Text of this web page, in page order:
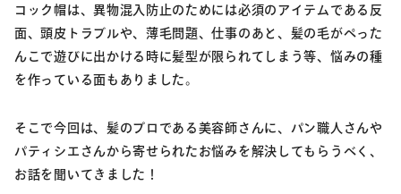
コック帽は、異物混入防止のためには必須のアイテムである反
面、頭皮トラブルや、薄毛問題、仕事のあと、髪の毛がぺった
んこで遊びに出かける時に髪型が限られてしまう等、悩みの種
を作っている面もありました。
そこで今回は、髪のプロである美容師さんに、パン職人さんや
パティシエさんから寄せられたお悩みを解決してもらうべく、
お話を聞いてきました！